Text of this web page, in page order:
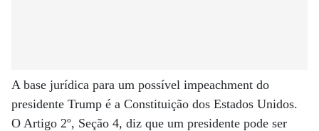
A base jurídica para um possível impeachment do
presidente Trump é a Constituição dos Estados Unidos.
O Artigo 2º, Seção 4, diz que um presidente pode ser